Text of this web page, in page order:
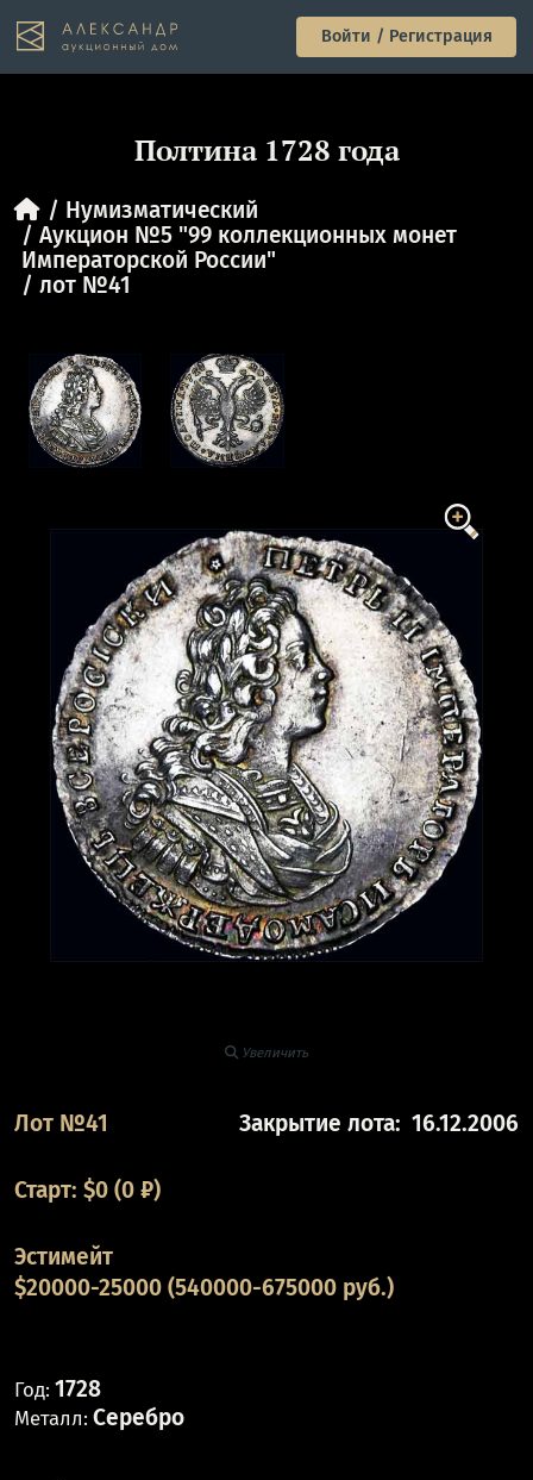
Войти / Регистрация
Полтина 1728 года
Нумизматический
Аукцион №5 "99 коллекционных монет
Императорской России"
лот №41
Увеличить
Лот №41 Закрытие лота: 16.12.2006
Старт: $0(0 ₽)
Эстимейт
$20000-25000 (540000-675000 руб.)
Год: 1728
Металл: Серебро